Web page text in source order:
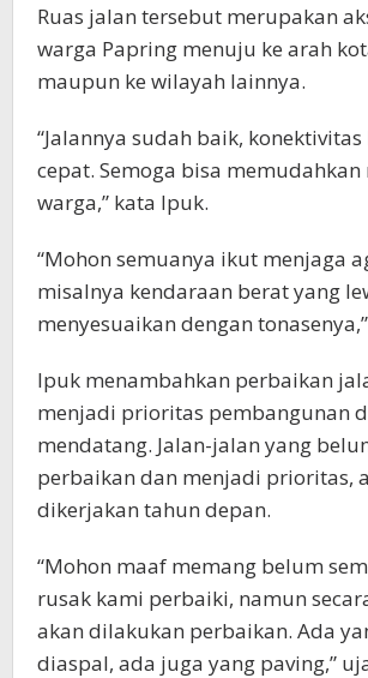
Ruas jalan tersebut merupakan
warga Papring menuju ke arah
maupun ke wilayah lainnya.
“Jalannya sudah baik,
cepat. Semoga bisa
warga,” kata Ipuk.
“Mohon semuanya ikut menjaga
misalnya kendaraan berat yang
menyesuaikan dengan
Ipuk menambahkan perbaikan
menjadi prioritas pembangunan
mendatang. Jalan-jalan yang
perbaikan dan menjadi prioritas,
dikerjakan tahun depan.
“Mohon maaf memang belum
rusak kami perbaiki, namun
akan dilakukan perbaikan. Ada
diaspal, ada juga yang paving,”